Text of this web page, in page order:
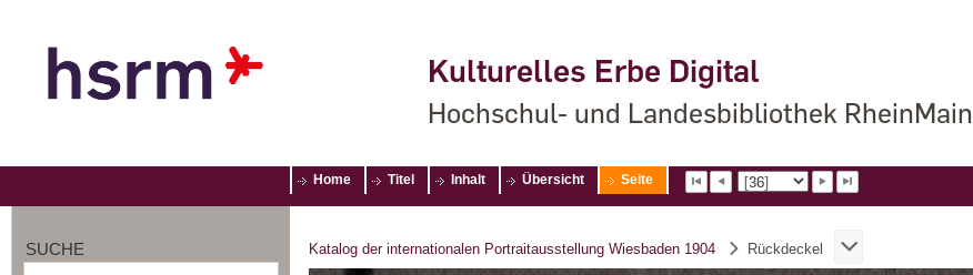
Kulturelles Erbe Digital
Hochschul- und Landesbibliothek RheinMain
Home Titel Inhalt Übersicht Seite
SUCHE Katalog der internationalen Portraitausstellung Wiesbaden 1904 Rückdeckel